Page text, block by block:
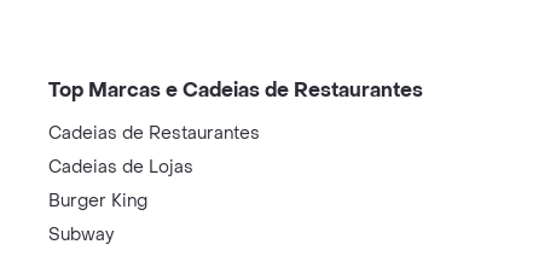
Top Marcas e Cadeias de Restaurantes
Cadeias de Restaurantes
Cadeias de Lojas
Burger King
Subway